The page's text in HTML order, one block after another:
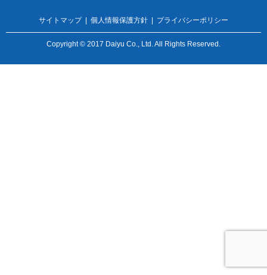
サイトマップ| 個人情報保護方針 | プライバシーポリシー
Copyright © 2017 Daiyu Co., Ltd. All Rights Reserved.